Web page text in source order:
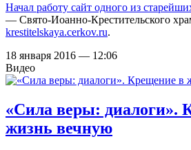
Начал работу сайт одного из
— Свято-Иоанно-Крестительского
krestitelskaya.cerkov.ru.
18 января 2016 — 12:06
Видео
«Сила веры: диалоги».
жизнь вечную